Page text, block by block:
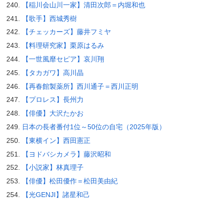
【稲川会山川一家】清田次郎＝内堀和也
【歌手】西城秀樹
【チェッカーズ】藤井フミヤ
【料理研究家】栗原はるみ
【一世風靡セピア】哀川翔
【タカガワ】高川晶
【再春館製薬所】西川通子＝西川正明
【プロレス】長州力
【俳優】大沢たかお
日本の長者番付1位～50位の自宅（2025年版）
【東横イン】西田憲正
【ヨドバシカメラ】藤沢昭和
【小説家】林真理子
【俳優】松田優作＝松田美由紀
【光GENJI】諸星和己